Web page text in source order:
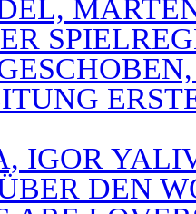
IGOR
DEN